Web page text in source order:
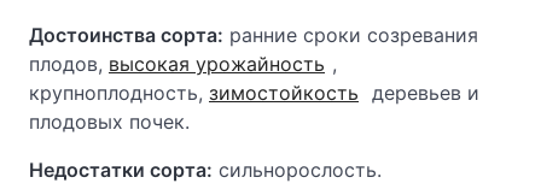
Достоинства сорта: ранние сроки созревания
плодов, высокая урожайность ,
крупноплодность, зимостойкость деревьев и
плодовых почек.
Недостатки сорта: сильнорослость.